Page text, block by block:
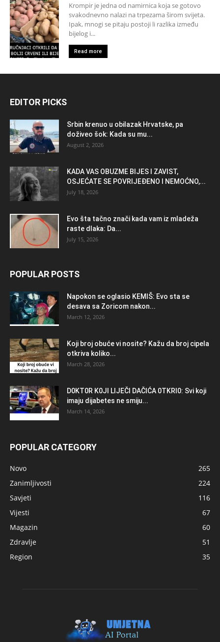
Krompir je jedna od namirnica koja se gotovo
svakodnevno nalazi na trpezama širom svijeta.
Ipak, mnogi se pitaju postoji li razlika između
bijelog i...
Read more
EDITOR PICKS
Srbin krenuo u obilazak Hrvatske, pa
doživeo šok: Kada su mu...
August 2, 2026
KADA VAS OBUZME BIJES I ZAVIST,
OSJEĆATE SE POVRIJEĐENO I NEMOĆNO,...
July 18, 2026
Evo šta tačno znači kada vam iz mladeža
raste dlaka: Da...
July 15, 2026
POPULAR POSTS
Napokon se oglasio KEMlŠ: Evo sta se
desava sa Zoricom nakon...
March 12, 2026
Koji broj obuće vi nosite? Kažu da broj cipela
otkriva koliko...
March 28, 2026
D0KT0R K0Jl LlJEČl DAČlĆA 0TKRl0: Svi koji
imaju dijabetes ne smiju...
March 14, 2026
POPULAR CATEGORY
Novo
265
Zanimljivosti
224
Savjeti
116
Vijesti
67
Magazin
60
Zdravlje
51
Region
35